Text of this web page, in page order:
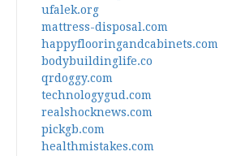
ufalek.org
mattress-disposal.com
happyflooringandcabinets.com
bodybuildinglife.co
qrdoggy.com
technologygud.com
realshocknews.com
pickgb.com
healthmistakes.com